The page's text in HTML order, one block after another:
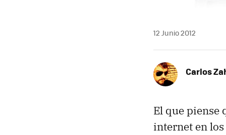
12 Junio 2012
Carlos
El que piense
internet en